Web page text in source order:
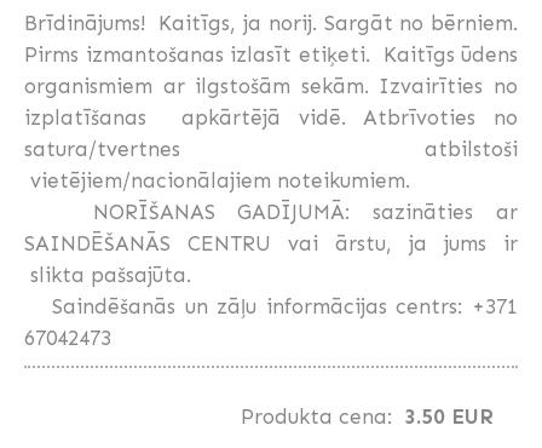
Brīdinājums! Kaitīgs, ja norij. Sargāt no bērniem.
Pirms izmantošanas izlasīt etiķeti. Kaitīgs ūdens
organismiem ar ilgstošām sekām. Izvairīties no
izplatīšanas apkārtējā vidē. Atbrīvoties no
satura/tvertnes atbilstoši
vietējiem/nacionālajiem noteikumiem.
NORĪŠANAS GADĪJUMĀ: sazināties ar
SAINDĒŠANĀS CENTRU vai ārstu, ja jums ir
slikta pašsajūta.
Saindēšanās un zāļu informācijas centrs: +371
67042473
Produkta cena: 3.50 EUR